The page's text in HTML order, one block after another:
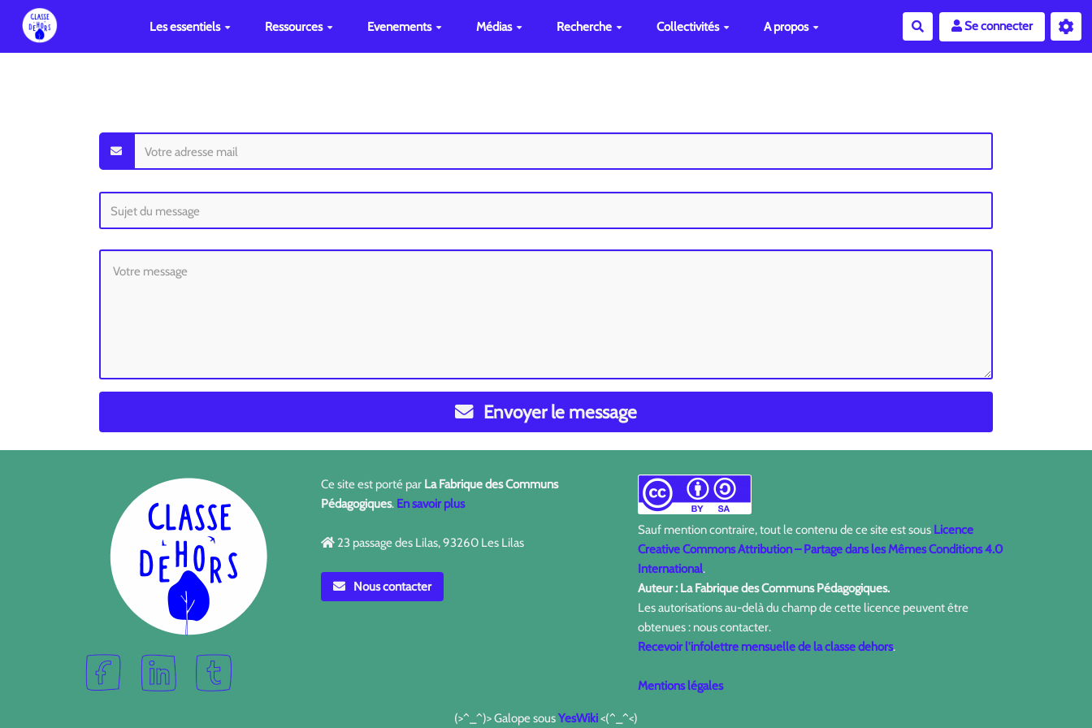
Les essentiels Ressources Evenements Médias Recherche Collectivités A propos RechercherSe connecter
Envoyer le message
Ce site est porté par La Fabrique des Communs
Pédagogiques. En savoir plus
23 passage des Lilas, 93260 Les Lilas
Nous contacter
Sauf mention contraire, tout le contenu de ce site est sous Licence
Creative Commons Attribution – Partage dans les Mêmes Conditions 4.0
International.
Auteur : La Fabrique des Communs Pédagogiques.
Les autorisations au-delà du champ de cette licence peuvent être
obtenues : nous contacter.
Recevoir l'infolettre mensuelle de la classe dehors.
Mentions légales
(>^_^)> Galope sousYesWiki<(^_^<)